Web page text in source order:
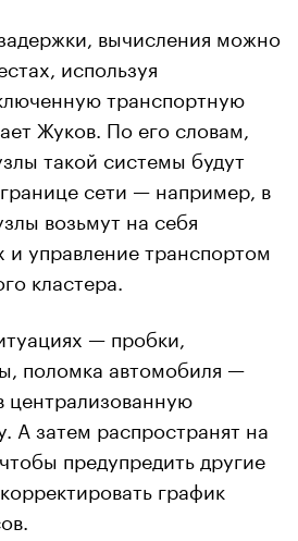
вычисления можно
используя
транспортную
Жуков. По его словам,
такой системы будут
сети — например, в
возьмут на себя
и управление транспортом
кластера.
— пробки,
поломка автомобиля —
централизованную
А затем распространят на
предупредить другие
график